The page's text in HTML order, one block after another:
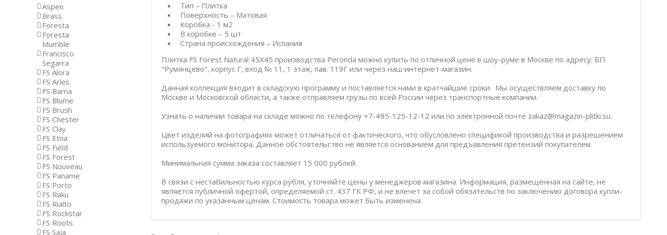
Тип – Плитка
Поверхность – Матовая
Коробка - 1 м2
В коробке – 5 шт
Страна происхождения – Испания
Плитка FS Forest Natural 45X45 производства Peronda можно купить по отличной цене в шоу-руме в Москве по адресу: БП
"Румянцево", корпус Г, вход № 11, 1 этаж, пав. 119Г или через наш интернет-магазин.
Данная коллекция входит в складскую программу и поставляется нами в кратчайшие сроки. Мы осуществляем доставку по
Москве и Московской области, а также отправляем грузы по всей России через транспортные компании.
Узнать о наличии товара на складе можно по телефону +7-495-125-12-12 или по электронной почте zakaz@magazin-plitki.su.
Цвет изделий на фотографиях может отличаться от фактического, что обусловлено спецификой производства и разрешением
используемого монитора. Данное обстоятельство не является основанием для предъявления претензий покупателем.
Минимальная сумма заказа составляет 15 000 рублей.
В связи с нестабильностью курса рубля, уточняйте цены у менеджеров магазина. Информация, размещенная на сайте, не
является публичной офертой, определяемой ст. 437 ГК РФ, и не влечет за собой обязательств по заключению договора купли-
продажи по указанным ценам. Стоимость товара может быть изменена.
Aspen
Brass
Foresta
Foresta
Mumble
Francisco
Segarra
FS Alora
FS Arles
FS Barna
FS Blume
FS Brush
FS Chester
FS Clay
FS Etna
FS Field
FS Forest
FS Nouveau
FS Paname
FS Porto
FS Raku
FS Rialto
FS Rockstar
FS Roots
FS Saja